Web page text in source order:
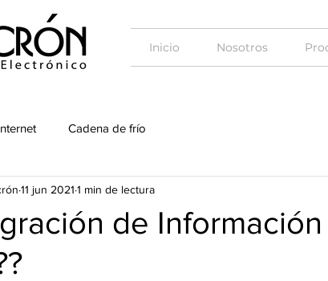
Inicio Nosotros
Cadena de frío
de Información
11 jun 2021 1 min de lectura